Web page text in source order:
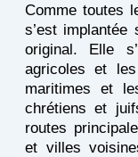
Comme toutes
s’est
original. Elle
agricoles et
maritimes et
chrétiens et
routes
et villes